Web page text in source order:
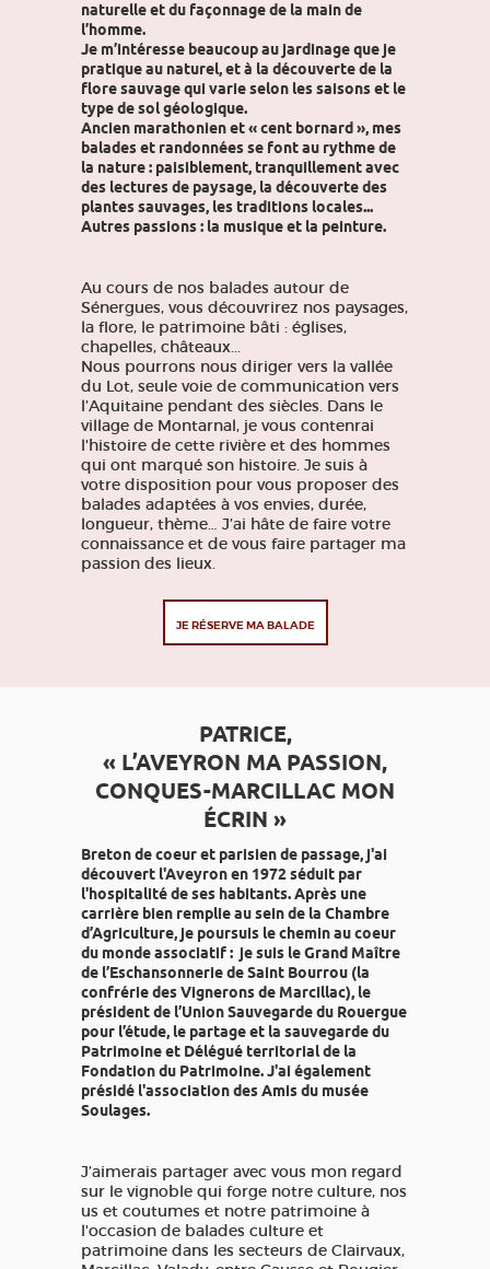
naturelle et du façonnage de la main de
l’homme.
Je m’intéresse beaucoup au jardinage que je
pratique au naturel, et à la découverte de la
flore sauvage qui varie selon les saisons et le
type de sol géologique.
Ancien marathonien et « cent bornard », mes
balades et randonnées se font au rythme de
la nature : paisiblement, tranquillement avec
des lectures de paysage, la découverte des
plantes sauvages, les traditions locales...
Autres passions : la musique et la peinture.
Au cours de nos balades autour de
Sénergues, vous découvrirez nos paysages,
la flore, le patrimoine bâti : églises,
chapelles, châteaux...
Nous pourrons nous diriger vers la vallée
du Lot, seule voie de communication vers
l’Aquitaine pendant des siècles. Dans le
village de Montarnal, je vous contenrai
l'histoire de cette rivière et des hommes
qui ont marqué son histoire. Je suis à
votre disposition pour vous proposer des
balades adaptées à vos envies, durée,
longueur, thème… J’ai hâte de faire votre
connaissance et de vous faire partager ma
passion des lieux.
JE RÉSERVE MA BALADE
PATRICE,
« L’AVEYRON MA PASSION,
CONQUES-MARCILLAC MON
ÉCRIN »
Breton de coeur et parisien de passage, j'ai
découvert l'Aveyron en 1972 séduit par
l'hospitalité de ses habitants. Après une
carrière bien remplie au sein de la Chambre
d’Agriculture, je poursuis le chemin au coeur
du monde associatif : je suis le Grand Maître
de l’Eschansonnerie de Saint Bourrou (la
confrérie des Vignerons de Marcillac), le
président de l’Union Sauvegarde du Rouergue
pour l’étude, le partage et la sauvegarde du
Patrimoine et Délégué territorial de la
Fondation du Patrimoine. J'ai également
présidé l'association des Amis du musée
Soulages.
J’aimerais partager avec vous mon regard
sur le vignoble qui forge notre culture, nos
us et coutumes et notre patrimoine à
l'occasion de balades culture et
patrimoine dans les secteurs de Clairvaux,